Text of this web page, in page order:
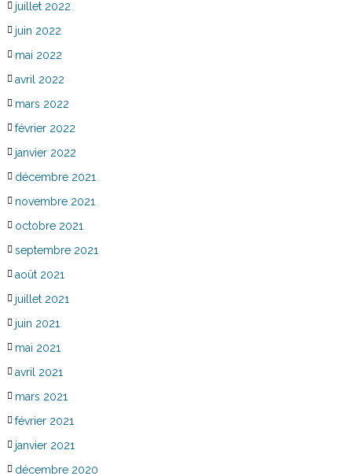
juillet 2022
juin 2022
mai 2022
avril 2022
mars 2022
février 2022
janvier 2022
décembre 2021
novembre 2021
octobre 2021
septembre 2021
août 2021
juillet 2021
juin 2021
mai 2021
avril 2021
mars 2021
février 2021
janvier 2021
décembre 2020